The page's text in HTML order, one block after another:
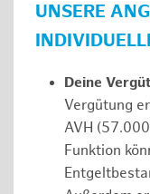
UNSERE
Deine
Vergütung
AVH
Funktion